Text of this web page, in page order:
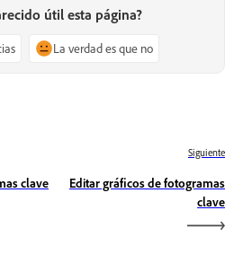
útil esta página?
La verdad es que no
clave
Siguiente
Editar gráficos de fotogramas
clave